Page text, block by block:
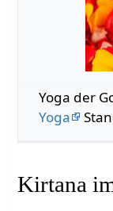
Yoga der
Yoga
Kirtana